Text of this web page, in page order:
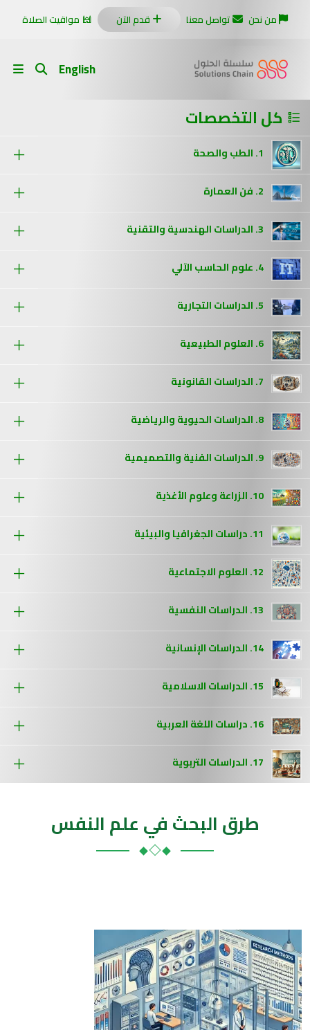
من نحن تواصل معنا قدم الآن مواقيت الصلاة
English
كل التخصصات
1. الطب والصحة
2. فن العمارة
3. الدراسات الهندسية والتقنية
4. علوم الحاسب الآلي
5. الدراسات التجارية
6. العلوم الطبيعية
7. الدراسات القانونية
8. الدراسات الحيوية والرياضية
9. الدراسات الفنية والتصميمية
10. الزراعة وعلوم الأغذية
11. دراسات الجغرافيا والبيئية
12. العلوم الاجتماعية
13. الدراسات النفسية
14. الدراسات الإنسانية
15. الدراسات الاسلامية
16. دراسات اللغة العربية
17. الدراسات التربوية
طرق البحث في علم النفس